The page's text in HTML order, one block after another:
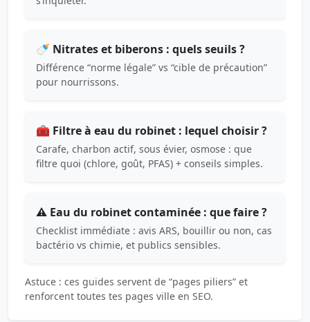
🍼 Nitrates et biberons : quels seuils ?
Différence “norme légale” vs “cible de précaution”
pour nourrissons.
🧰 Filtre à eau du robinet : lequel choisir ?
Carafe, charbon actif, sous évier, osmose : que
filtre quoi (chlore, goût, PFAS) + conseils simples.
⚠️ Eau du robinet contaminée : que faire ?
Checklist immédiate : avis ARS, bouillir ou non, cas
bactério vs chimie, et publics sensibles.
Astuce : ces guides servent de “pages piliers” et
renforcent toutes tes pages ville en SEO.